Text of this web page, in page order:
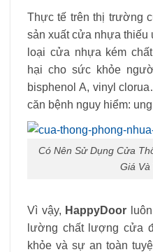
Thực tế trên thị trường
sản xuất cửa nhựa thiếu
loại cửa nhựa kém
hại cho sức khỏe
bisphenol A, vinyl
căn bệnh nguy hiểm:
Có Nên Sử Dụng Cửa
Giá Và
Vì vậy, HappyDoor
lường chất lượng cửa
khỏe và sự an toàn